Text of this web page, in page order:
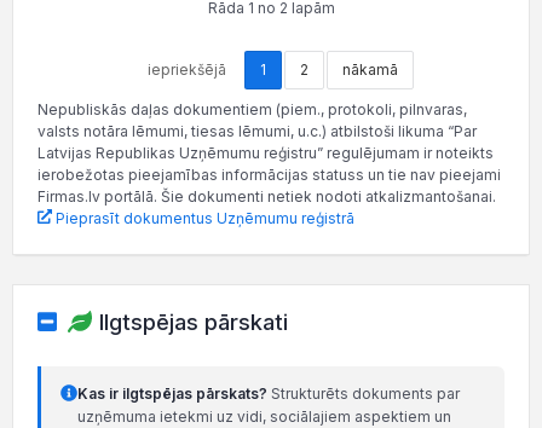
Rāda 1 no 2 lapām
iepriekšējā 1 2 nākamā
Nepubliskās daļas dokumentiem (piem., protokoli, pilnvaras,
valsts notāra lēmumi, tiesas lēmumi, u.c.) atbilstoši likuma “Par
Latvijas Republikas Uzņēmumu reģistru” regulējumam ir noteikts
ierobežotas pieejamības informācijas statuss un tie nav pieejami
Firmas.lv portālā. Šie dokumenti netiek nodoti atkalizmantošanai.
Pieprasīt dokumentus Uzņēmumu reģistrā
Ilgtspējas pārskati
Kas ir ilgtspējas pārskats? Strukturēts dokuments par
uzņēmuma ietekmi uz vidi, sociālajiem aspektiem un